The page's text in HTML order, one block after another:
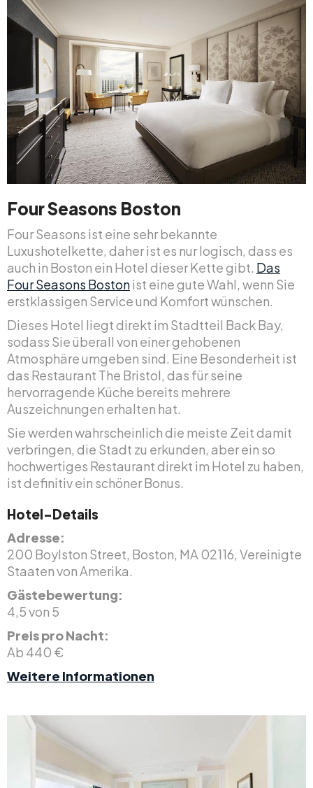
Four Seasons Boston
Four Seasons ist eine sehr bekannte
Luxushotelkette, daher ist es nur logisch, dass es
auch in Boston ein Hotel dieser Kette gibt. Das
Four Seasons Bostonist eine gute Wahl, wenn Sie
erstklassigen Service und Komfort wünschen.
Dieses Hotel liegt direkt im Stadtteil Back Bay,
sodass Sie überall von einer gehobenen
Atmosphäre umgeben sind. Eine Besonderheit ist
das Restaurant The Bristol, das für seine
hervorragende Küche bereits mehrere
Auszeichnungen erhalten hat.
Sie werden wahrscheinlich die meiste Zeit damit
verbringen, die Stadt zu erkunden, aber ein so
hochwertiges Restaurant direkt im Hotel zu haben,
ist definitiv ein schöner Bonus.
Hotel-Details
Adresse:
200 Boylston Street, Boston, MA 02116, Vereinigte
Staaten von Amerika.
Gästebewertung:
4,5 von 5
Preis pro Nacht:
Ab 440 €
Weitere Informationen